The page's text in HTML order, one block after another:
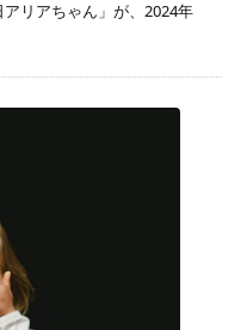
リアちゃん」が、2024年